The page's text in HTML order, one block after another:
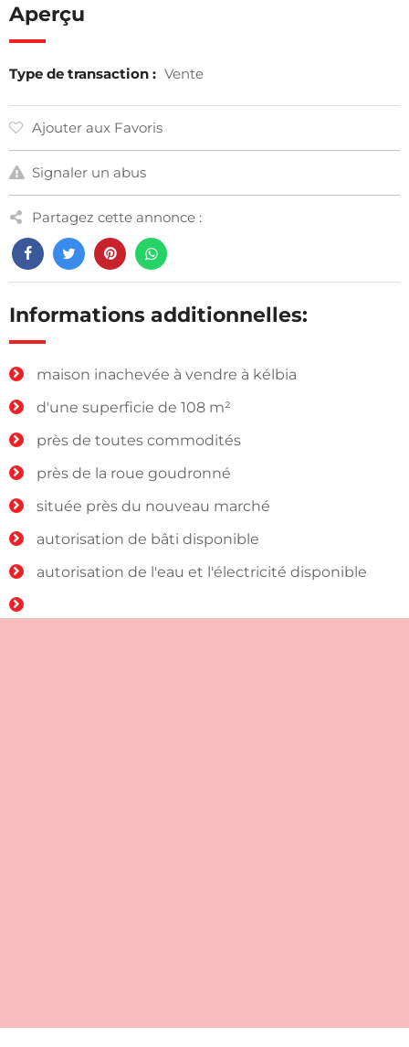
Aperçu
Type de transaction : Vente
Ajouter aux Favoris
Signaler un abus
Partagez cette annonce :
Informations additionnelles:
maison inachevée à vendre à kélbia
d'une superficie de 108 m²
près de toutes commodités
près de la roue goudronné
située près du nouveau marché
autorisation de bâti disponible
autorisation de l'eau et l'électricité disponible